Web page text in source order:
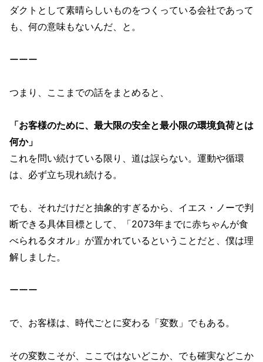
ダクトとして素晴らしいものをつくっている会社であって
も、何の意味もないんだ、と。
ーーー
つまり、ここまでの話をまとめると、
「お客様のために、最大限の安全と最小限の環境負荷とは
何か」
これを問い続けている限り、道は誤らない。運動や循環
は、必ず立ち現れ続ける。
でも、それだけだと抽象的すぎるから、イエス・ノーで判
断できる具体目標として、「2073年までに赤ちゃんが食
べられるタオル」が置かれているということだと、僕は理
解しました。
ーーー
で、お客様は、時代ごとに変わる「変数」でもある。
その変数こそが、ここではないどこか、でも確実などこか